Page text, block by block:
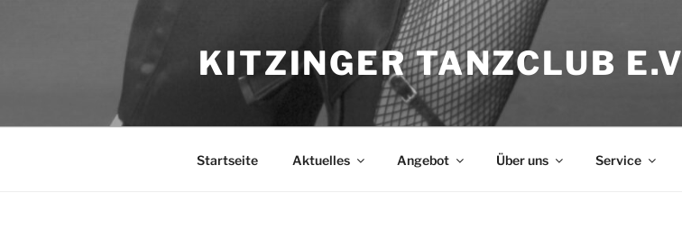
KITZINGER TANZCLUB
Startseite Aktuelles Angebot Über uns Service